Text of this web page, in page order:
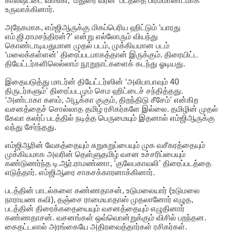
உருவாக்கினார்.
அநேகமாக, எம்ஜிஆருக்கு மிகப்பெரிய ஹிட்டும் ‘யாரது
எம்.ஜி.ராமசந்திரன்?’ என்று எல்லோரும் வியந்து
கொண்டாடியதுமான முதல் படம், முக்கியமான படம்
‘மலைக்கள்ளன்’ திரைப்படமாகத்தான் இருக்கும். திரையிட்ட
தியேட்டர்களிலெல்லாம் நூறுநாட்களைக் கடந்து ஓடியது.
இதையடுத்து மாடர்ன் தியேட்டர்ஸின் ‘அலிபாபாவும் 40
திருடர்களும்’ திரைப்படமும் செம ஹிட்டைச் சந்தித்தது.
‘அண்டாகா கஸம், அபூக்கா குகும், திறந்திடு சீசேம்’ என்கிற
வசனத்தைச் சொல்லாத தமிழ் ரசிகர்களே இல்லை. தமிழின் முதல்
கேவா கலர்ப் படத்தில் நடித்த பெருமையும் இதனால் எம்ஜிஆருக்கு
வந்து சேர்ந்தது.
எம்ஜிஆரின் வேகத்தையும் சுறுசுறுப்பையும் முக வசீகரத்தையும்
முக்கியமாக அவரின் தெள்ளுதமிழ் வசன உச்சரிப்பையும்
கண்டுணர்ந்த டி.ஆர்.ராமண்ணா, ‘குலேபகாவலி’ திரைப்படத்தை
எடுத்தார். எம்ஜிஆரை சாகசக்காரனாக்கினார்.
படத்தின் பாடல்களை கண்ணதாசன், உடுமலையார் (உடுமலை
நாராயண கவி), தஞ்சை ராமையாதாஸ் முதலானோர் எழுத,
படத்தின் திரைக்கதையையும் வசனத்தையும் எழுதினார்
கண்ணதாசன். வசனங்கள் ஒவ்வொன்றுக்கும் விசில் பறந்தன.
கைதட்டலால் அரங்கையே அதிரவைத்தார்கள் ரசிகர்கள்.